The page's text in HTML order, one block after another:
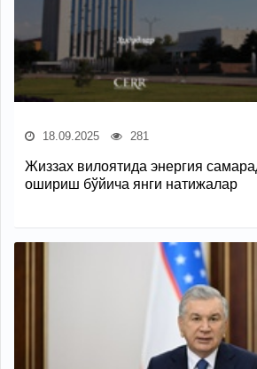
18.09.2025 281
Жиззах вилоятида энергия
ошириш бўйича янги натижалар